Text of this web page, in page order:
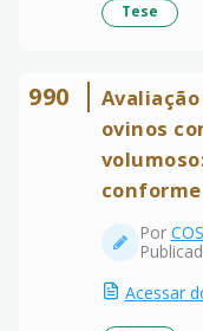
Tese
990
ovinos
conforme
Por
Acessar